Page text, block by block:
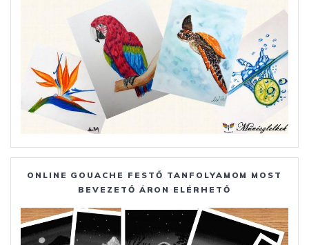
ONLINE GOUACHE FESTŐ TANFOLYAMOM MOST
BEVEZETŐ ÁRON ELÉRHETŐ